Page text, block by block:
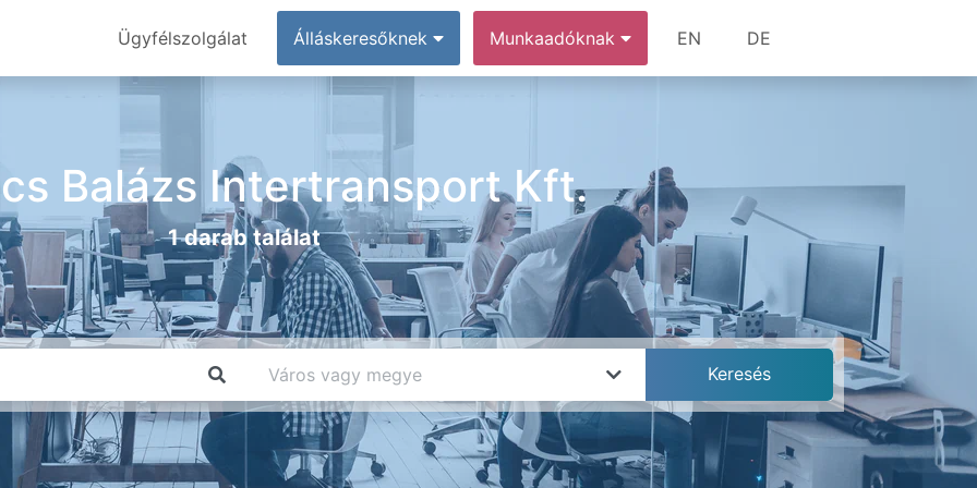
Ügyfélszolgálat Álláskeresőknek Munkaadóknak EN DE
Balázs Intertransport Kft.
1 darab találat